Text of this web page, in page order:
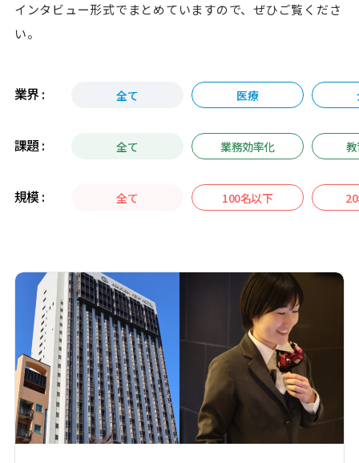
インタビュー形式でまとめていますので、ぜひご覧くださ
い。
業界 : 全て 医療
課題 : 全て 業務効率化
規模 : 全て 100名以下